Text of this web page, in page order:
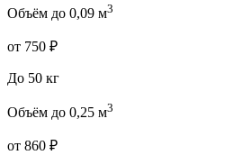
Объём до 0,09 м3
от 750 ₽
До 50 кг
Объём до 0,25 м3
от 860 ₽